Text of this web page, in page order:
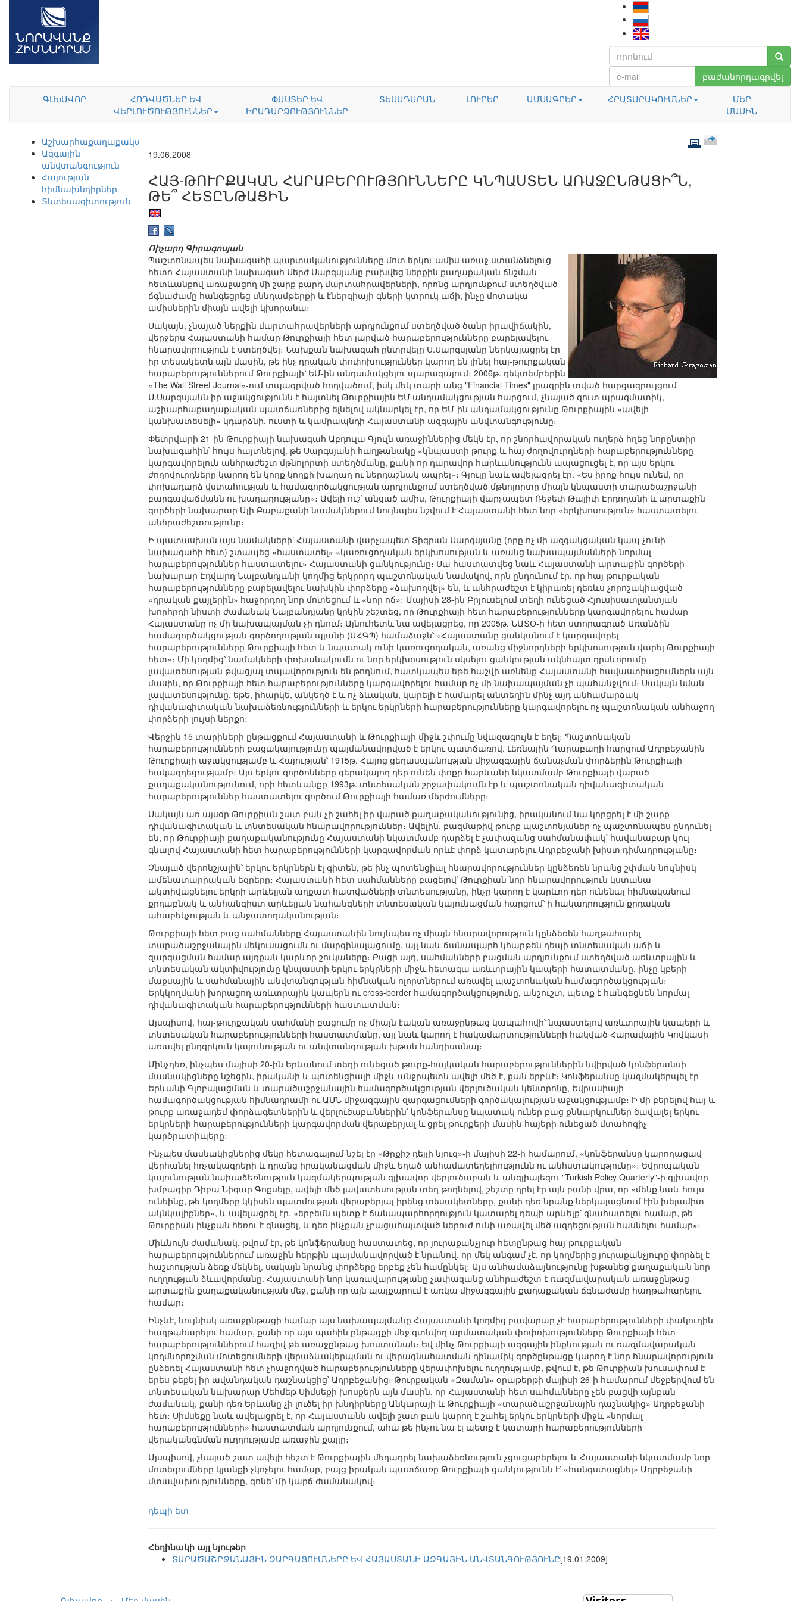
բաժանորդագրվել
ԳԼԽԱՎՈՐ
ՀՈԴՎԱԾՆԵՐ ԵՎ
ՎԵՐԼՈՒԾՈՒԹՅՈՒՆՆԵՐ
ՓԱՍՏԵՐ ԵՎ
ԻՐԱԴԱՐՁՈՒԹՅՈՒՆՆԵՐ
ՏԵՍԱԴԱՐԱՆ ԼՈՒՐԵՐ ԱՄՍԱԳՐԵՐ ՀՐԱՏԱՐԱԿՈՒՄՆԵՐ
ՄԵՐ
ՄԱՍԻՆ
Աշխարհաքաղաքականություն
Ազգային
անվտանգություն
Հայության
հիմնախնդիրներ
Տնտեսագիտություն
19.06.2008
ՀԱՅ-ԹՈՒՐՔԱԿԱՆ ՀԱՐԱԲԵՐՈՒԹՅՈՒՆՆԵՐԸ ԿՆՊԱՍՏԵՆ ԱՌԱՋԸՆԹԱՑԻ՞Ն,
ԹԵ՞ ՀԵՏԸՆԹԱՑԻՆ
Ռիչարդ Գիրագոսյան
Պաշտոնապես նախագահի պարտականությունները մոտ երկու ամիս առաջ ստանձնելուց
հետո Հայաստանի նախագահ Սերժ Սարգսյանը բախվեց ներքին քաղաքական ճնշման
հետևանքով առաջացող մի շարք բարդ մարտահրավերների, որոնց արդյունքում ստեղծված
ճգնաժամը հանգեցրեց սննդամթերքի և էներգիայի գների կտրուկ աճի, ինչը մոտակա
ամիսներին միայն ավելի կխորանա։
Սակայն, չնայած ներքին մարտահրավերների արդյունքում ստեղծված ծանր իրավիճակին,
վերջերս Հայաստանի համար Թուրքիայի հետ լարված հարաբերությունները բարելավելու
հնարավորություն է ստեղծվել։ Նախքան նախագահ ընտրվելը Ս.Սարգսյանը ներկայացրել էր
իր տեսակետն այն մասին, թե ինչ դրական փոփոխություններ կարող են լինել հայ-թուրքական
հարաբերություններում Թուրքիայի՝ ԵՄ-ին անդամակցելու պարագայում։ 2006թ. դեկտեմբերին
«The Wall Street Journal»-ում տպագրված հոդվածում, իսկ մեկ տարի անց "Financial Times" լրագրին տված հարցազրույցում
Ս.Սարգսյանն իր աջակցությունն է հայտնել Թուրքիային ԵՄ անդամակցության հարցում, չնայած զուտ պրագմատիկ,
աշխարհաքաղաքական պատճառներից ելնելով ակնարկել էր, որ ԵՄ-ին անդամակցությունը Թուրքիային «ավելի
կանխատեսելի» կդարձնի, ուստի և կամրապնդի Հայաստանի ազգային անվտանգությունը։
Փետրվարի 21-ին Թուրքիայի նախագահ Աբդուլա Գյուլն առաջիններից մեկն էր, որ շնորհավորական ուղերձ հղեց նորընտիր
նախագահին՝ հույս հայտնելով, թե Սարգսյանի հաղթանակը «կնպաստի թուրք և հայ ժողովուրդների հարաբերությունները
կարգավորելուն անհրաժեշտ մթնոլորտի ստեղծմանը, քանի որ դարավոր հարևանությունն ապացուցել է, որ այս երկու
ժողովուրդները կարող են կողք կողքի խաղաղ ու ներդաշնակ ապրել»։ Գյուլը նաև ավելացրել էր. «Ես իրոք հույս ունեմ, որ
փոխադարձ վստահության և համագործակցության արդյունքում ստեղծված մթնոլորտը միայն կնպաստի տարածաշրջանի
բարգավաճմանն ու խաղաղությանը»։ Ավելի ուշ՝ անցած ամիս, Թուրքիայի վարչապետ Ռեջեփ Թայիփ Էրդողանի և արտաքին
գործերի նախարար Ալի Բաբաքանի նամակներում նույնպես նշվում է Հայաստանի հետ նոր «երկխոսություն» հաստատելու
անհրաժեշտությունը։
Ի պատասխան այս նամակների՝ Հայաստանի վարչապետ Տիգրան Սարգսյանը (որը ոչ մի ազգակցական կապ չունի
նախագահի հետ) շտապեց «հաստատել» «կառուցողական երկխոսության և առանց նախապայմանների նորմալ
հարաբերություններ հաստատելու» Հայաստանի ցանկությունը։ Սա հաստատվեց նաև Հայաստանի արտաքին գործերի
նախարար Էդվարդ Նալբանդյանի կողմից երկրորդ պաշտոնական նամակով, որն ընդունում էր, որ հայ-թուրքական
հարաբերությունները բարելավելու նախկին փորձերը «ձախողվել» են, և անհրաժեշտ է կիրառել դեռևս չորոշակիացված
«դրական քայլերին» հաջորդող նոր մոտեցում և «նոր ոճ»։ Մայիսի 28-ին Բրյուսելում տեղի ունեցած Հյուսիսատլանտյան
խորհրդի նիստի ժամանակ Նալբանդյանը կրկին շեշտեց, որ Թուրքիայի հետ հարաբերությունները կարգավորելու համար
Հայաստանը ոչ մի նախապայման չի դնում։ Այնուհետև նա ավելացրեց, որ 2005թ. ՆԱՏՕ-ի հետ ստորագրած Առանձին
համագործակցության գործողության պլանի (ԱՀԳՊ) համաձաջն՝ «Հայաստանը ցանկանում է կարգավորել
հարաբերությունները Թուրքիայի հետ և նպատակ ունի կառուցողական, առանց միջնորդների երկխոսություն վարել Թուրքիայի
հետ»։ Մի կողմից՝ նամակների փոխանակումն ու նոր երկխոսություն սկսելու ցանկության ակնհայտ դրսևորումը
լավատեսության թվացյալ տպավորություն են թողնում, հատկապես եթե հաշվի առնենք Հայաստանի հավաստիացումներն այն
մասին, որ Թուրքիայի հետ հարաբերությունները կարգավորելու համար ոչ մի նախապայման չի պահանջվում։ Սակայն նման
լավատեսությունը, եթե, իհարկե, անկեղծ է և ոչ ձևական, կարելի է համարել անտեղին մինչ այդ անհամարձակ
դիվանագիտական նախաձեռնությունների և երկու երկրների հարաբերությունները կարգավորելու ոչ պաշտոնական անհաջող
փորձերի լույսի ներքո։
Վերջին 15 տարիների ընթացքում Հայաստանի և Թուրքիայի միջև շփումը նվազագույն է եղել։ Պաշտոնական
հարաբերությունների բացակայությունը պայմանավորված է երկու պատճառով. Լեռնային Ղարաբաղի հարցում Ադրբեջանին
Թուրքիայի աջակցությամբ և Հայության՝ 1915թ. Հայոց ցեղասպանության միջազգային ճանաչման փորձերին Թուրքիայի
հակազդեցությամբ։ Այս երկու գործոնները գերակայող դեր ունեն փոքր հարևանի նկատմամբ Թուրքիայի վարած
քաղաքականությունում, որի հետևանքը 1993թ. տնտեսական շրջափակումն էր և պաշտոնական դիվանագիտական
հարաբերություններ հաստատելու գործում Թուրքիայի համառ մերժումները։
Սակայն առ այսօր Թուրքիան շատ բան չի շահել իր վարած քաղաքականությունից, իրականում նա կորցրել է մի շարք
դիվանագիտական և տնտեսական հնարավորություններ։ Ավելին, բազմաթիվ թուրք պաշտոնյաներ ոչ պաշտոնապես ընդունել
են, որ Թուրքիայի քաղաքականությունը Հայաստանի նկատմամբ դարձել է չափազանց սահմանափակ՝ հավանաբար կուլ
գնալով Հայաստանի հետ հարաբերությունների կարգավորման որևէ փորձ կատարելու Ադրբեջանի խիստ դիմադրությանը։
Չնայած վերոնշյալին՝ երկու երկրներն էլ գիտեն, թե ինչ պոտենցիալ հնարավորություններ կընձեռեն նրանց շփման նույնիսկ
ամենատարրական եզրերը։ Հայաստանի հետ սահմանները բացելով՝ Թուրքիան նոր հնարավորություն կստանա
ակտիվացնելու երկրի արևելյան աղքատ հատվածների տնտեսությանը, ինչը կարող է կարևոր դեր ունենալ հիմնականում
քրդաբնակ և անհանգիստ արևելյան նահանգների տնտեսական կայունացման հարցում՝ ի հակադրություն քրդական
ահաբեկչության և անջատողականության։
Թուրքիայի հետ բաց սահմանները Հայաստանին նույնպես ոչ միայն հնարավորություն կընձեռեն հաղթահարել
տարածաշրջանային մեկուսացումն ու մարգինալացումը, այլ նաև ճանապարհ կհարթեն դեպի տնտեսական աճի և
զարգացման համար այդքան կարևոր շուկաները։ Բացի այդ, սահմանների բացման արդյունքում ստեղծված առևտրային և
տնտեսական ակտիվությունը կնպաստի երկու երկրների միջև հետագա առևտրային կապերի հատատմանը, ինչը կբերի
մաքսային և սահմանային անվտանգության հիմնական ոլորտներում առավել պաշտոնական համագործակցության։
Երկկողմանի խորացող առևտրային կապերն ու cross-border համագործակցությունը, անշուշտ, պետք է հանգեցնեն նորմալ
դիվանագիտական հարաբերությունների հաստատման։
Այսպիսով, հայ-թուրքական սահմանի բացումը ոչ միայն էական առաջընթաց կապահովի՝ նպաստելով առևտրային կապերի և
տնտեսական հարաբերությունների հաստատմանը, այլ նաև կարող է հակամարտությունների հակված Հարավային Կովկասի
առավել ընդգրկուն կայունության ու անվտանգության խթան հանդիսանալ։
Մինչդեռ, ինչպես մայիսի 20-ին Երևանում տեղի ունեցած թուրք-հայկական հարաբերություններին նվիրված կոնֆերանսի
մասնակիցները նշեցին, իրականի և պոտենցիալի միջև անջրպետն ավելի մեծ է, քան երբևէ։ Կոնֆերանսը կազմակերպել էր
Երևանի Գլոբալացման և տարածաշրջանային համագործակցության վերլուծական կենտրոնը, Եվրասիայի
համագործակցության հիմնադրամի ու ԱՄՆ միջազգային զարգացումների գործակալության աջակցությամբ։ Ի մի բերելով հայ և
թուրք առաջադեմ փորձագետներին և վերլուծաբաններին՝ կոնֆերանսը նպատակ ուներ բաց քննարկումներ ծավալել երկու
երկրների հարաբերությունների կարգավորման վերաբերյալ և ցրել թուրքերի մասին հայերի ունեցած մտահոգիչ
կարծրատիպերը։
Ինչպես մասնակիցներից մեկը հետագայում նշել էր «Թրքիշ դեյլի նյուզ»-ի մայիսի 22-ի համարում, «կոնֆերանսը կարողացավ
վերհանել հռչակագրերի և դրանց իրականացման միջև եղած անհամատեղելիությունն ու անհստակությունը»։ Եվրոպական
կայունության նախաձեռնություն կազմակերպության գլխավոր վերլուծաբան և անգլիալեզու "Turkish Policy Quarterly"-ի գլխավոր
խմբագիր Դիբա Նիգար Գոքսելը, ավելի մեծ լավատեսության տեղ թողնելով, շեշտը դրել էր այն բանի վրա, որ «մենք նաև հույս
ունեինք, թե կողմերը կկիսեն պատմության վերաբերյալ իրենց տեսակետները, քանի դեռ նրանք ներկայացնում էին խելամիտ
ակնկալիքներ», և ավելացրել էր. «երբեմն պետք է ճանապարհորդություն կատարել դեպի արևելք՝ գնահատելու համար, թե
Թուրքիան ինչքան հեռու է գնացել, և դեռ ինչքան չբացահայտված ներուժ ունի առավել մեծ ազդեցության հասնելու համար»։
Միևնույն ժամանակ, թվում էր, թե կոնֆերանսը հաստատեց, որ յուրաքանչյուր հետընթաց հայ-թուրքական
հարաբերություններում առաջին հերթին պայմանավորված է նրանով, որ մեկ անգամ չէ, որ կողմերից յուրաքանչյուրը փորձել է
հաշտության ձեռք մեկնել, սակայն նրանց փորձերը երբեք չեն համընկել։ Այս անհամաձայնությունը խթանեց քաղաքական նոր
ուղղության ձևավորմանը. Հայաստանի նոր կառավարությանը չափազանց անհրաժեշտ է ռազմավարական առաջընթաց
արտաքին քաղաքականության մեջ, քանի որ այն պայքարում է առկա միջազգային քաղաքական ճգնաժամը հաղթահարելու
համար։
Ինչևէ, նույնիսկ առաջընթացի համար այս նախապայմանը Հայաստանի կողմից բավարար չէ հարաբերությունների փակուղին
հաղթահարելու համար, քանի որ այս պահին ընթացքի մեջ գտնվող արմատական փոփոխությունները Թուրքիայի հետ
հարաբերություններում հազիվ թե առաջընթաց խոստանան։ Եվ մինչ Թուրքիայի ազգային ինքնության ու ռազմավարական
կողմնորոշման մոտեցումների վերաձևակերպման ու վերագնահատման դինամիկ գործընթացը կարող է նոր հնարավորություն
ընձեռել Հայաստանի հետ չհաջողված հարաբերությունները վերափոխելու ուղղությամբ, թվում է, թե Թուրքիան խուսափում է
երես թեքել իր ավանդական դաշնակցից՝ Ադրբեջանից։ Թուրքական «Զաման» օրաթերթի մայիսի 26-ի համարում մեջբերվում են
տնտեսական նախարար Մեհմեթ Սիմսեքի խոսքերն այն մասին, որ Հայաստանի հետ սահմանները չեն բացվի այնքան
ժամանակ, քանի դեռ Երևանը չի լուծել իր խնդիրները Անկարայի և Թուրքիայի «տարածաշրջանային դաշնակից» Ադրբեջանի
հետ։ Սիմսեքը նաև ավելացրել է, որ Հայաստանն ավելի շատ բան կարող է շահել երկու երկրների միջև «նորմալ
հարաբերությունների» հաստատման արդյունքում, ահա թե ինչու նա էլ պետք է կատարի հարաբերությունների
վերականգնման ուղղությամբ առաջին քայլը։
Այսպիսով, չնայած շատ ավելի հեշտ է Թուրքիային մեղադրել նախաձեռնություն չցուցաբերելու և Հայաստանի նկատմամբ նոր
մոտեցումները կյանքի չկոչելու համար, բայց իրական պատճառը Թուրքիայի ցանկությունն է՝ «հանգստացնել» Ադրբեջանի
մտավախությունները, գոնե՝ մի կարճ ժամանակով։
դեպի ետ
Հեղինակի այլ նյութեր
ՏԱՐԱԾԱՇՐՋԱՆԱՅԻՆ ԶԱՐԳԱՑՈՒՄՆԵՐԸ ԵՎ ՀԱՅԱՍՏԱՆԻ ԱԶԳԱՅԻՆ ԱՆՎՏԱՆԳՈՒԹՅՈՒՆԸ[19.01.2009]